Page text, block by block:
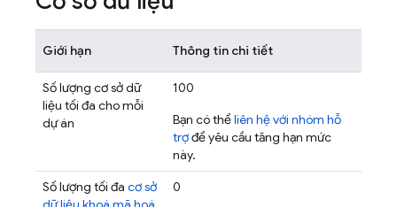
Giới hạn Thông tin chi tiết
Số lượng cơ sở dữ
liệu tối đa cho mỗi
dự án
100
Bạn có thểliên hệ với nhóm hỗ
trợđể yêu cầu tăng hạn mức
này.
Số lượng tối đa cơ sở
0